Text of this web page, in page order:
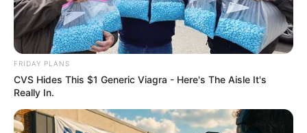
ดูดวง
วันที่ 1 ส.ค. 2569 วันคล้ายวันสำเร็จ
มรรคผลพระโพธิสัตว์กวนอิม
FRIDAY PLANS
CVS Hides This $1 Generic Viagra - Here's The Aisle It's
Really In.